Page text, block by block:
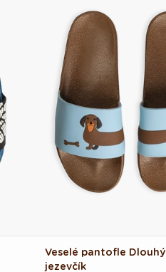
Veselé pantofle Dlouhý
jezevčík